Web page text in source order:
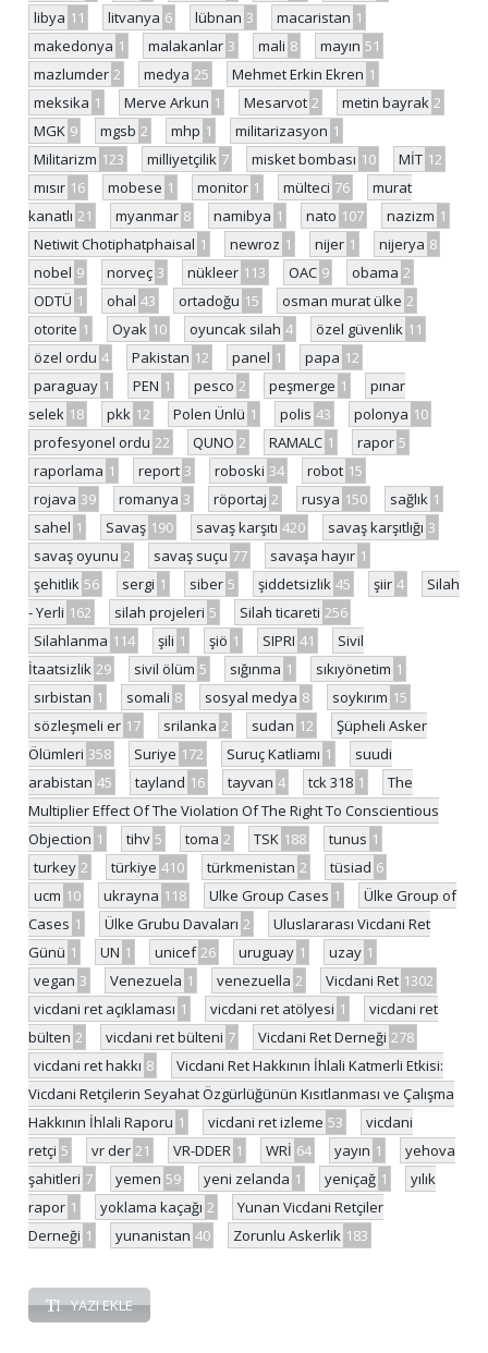
libya 11 litvanya 6 lübnan 3 macaristan 1
makedonya 1 malakanlar 3 mali 8 mayın 51
mazlumder 2 medya 25 Mehmet Erkin Ekren 1
meksika 1 Merve Arkun 1 Mesarvot 2 metin bayrak 2
MGK 9 mgsb 2 mhp 1 militarizasyon 1
Militarizm 123 milliyetçilik 7 misket bombası 10 MİT 12
mısır 16 mobese 1 monitor 1 mülteci 76
murat
kanatlı 21 myanmar 8 namibya 1 nato 107 nazizm 1
Netiwit Chotiphatphaisal 1 newroz 1 nijer 1 nijerya 8
nobel 9 norveç 3 nükleer 113 OAC 9 obama 2
ODTÜ 1 ohal 43 ortadoğu 15 osman murat ülke 2
otorite 1 Oyak 10 oyuncak silah 4 özel güvenlik 11
özel ordu 4 Pakistan 12 panel 1 papa 12
paraguay 1 PEN 1 pesco 2 peşmerge 1
pınar
selek 18 pkk 12 Polen Ünlü 1 polis 43 polonya 10
profesyonel ordu 22 QUNO 2 RAMALC 1 rapor 5
raporlama 1 report 3 roboski 34 robot 15
rojava 39 romanya 3 röportaj 2 rusya 150 sağlık 1
sahel 1 Savaş 190 savaş karşıtı 420 savaş karşıtlığı 3
savaş oyunu 2 savaş suçu 77 savaşa hayır 1
şehitlik 56 sergi 1 siber 5 şiddetsizlik 45 şiir 4
Silah
- Yerli 162 silah projeleri 5 Silah ticareti 256
Silahlanma 114 şili 1 şiö 1 SIPRI 41
Sivil
İtaatsizlik 29 sivil ölüm 5 sığınma 1 sıkıyönetim 1
sırbistan 1 somali 8 sosyal medya 8 soykırım 15
sözleşmeli er 17 srilanka 2 sudan 12
Şüpheli Asker
Ölümleri 358 Suriye 172 Suruç Katliamı 1
suudi
arabistan 45 tayland 16 tayvan 4 tck 318 1
The
Multiplier Effect Of The Violation Of The Right To Conscientious
Objection 1 tihv 5 toma 2 TSK 188 tunus 1
turkey 2 türkiye 410 türkmenistan 2 tüsiad 6
ucm 10 ukrayna 118 Ulke Group Cases 1
Ülke Group of
Cases 1 Ülke Grubu Davaları 2
Uluslararası Vicdani Ret
Günü 1 UN 1 unicef 26 uruguay 1 uzay 1
vegan 3 Venezuela 1 venezuella 2 Vicdani Ret 1302
vicdani ret açıklaması 1 vicdani ret atölyesi 1
vicdani ret
bülten 2 vicdani ret bülteni 7 Vicdani Ret Derneği 278
vicdani ret hakkı 8
Vicdani Ret Hakkının İhlali Katmerli Etkisi:
Vicdani Retçilerin Seyahat Özgürlüğünün Kısıtlanması ve Çalışma
Hakkının İhlali Raporu 1 vicdani ret izleme 53
vicdani
retçi 5 vr der 21 VR-DDER 1 WRİ 64 yayın 1
yehova
şahitleri 7 yemen 59 yeni zelanda 1 yeniçağ 1
yılık
rapor 1 yoklama kaçağı 2
Yunan Vicdani Retçiler
Derneği 1 yunanistan 40 Zorunlu Askerlik 183
YAZI EKLE